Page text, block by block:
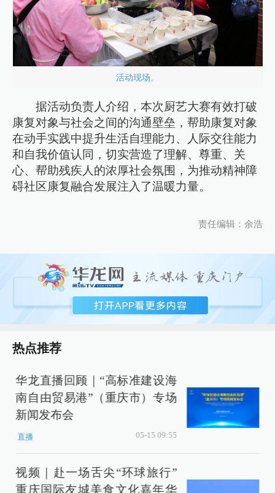
活动现场。
据活动负责人介绍，本次厨艺大赛有效打破
康复对象与社会之间的沟通壁垒，帮助康复对象
在动手实践中提升生活自理能力、人际交往能力
和自我价值认同，切实营造了理解、尊重、关
心、帮助残疾人的浓厚社会氛围，为推动精神障
碍社区康复融合发展注入了温暖力量。
责任编辑：余浩
热点推荐
华龙直播回顾｜“高标准建设海
南自由贸易港”（重庆市）专场
新闻发布会
直播 05-15 09:55
视频｜赴一场舌尖“环球旅行”
重庆国际友城美食文化嘉年华